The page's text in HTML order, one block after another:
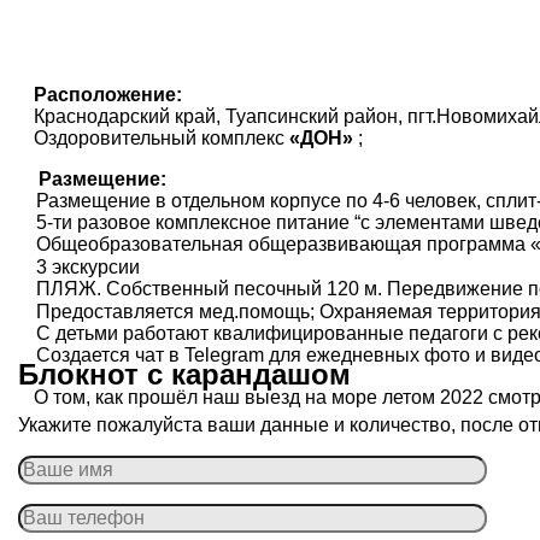
Расположение:
Краснодарский край, Туапсинский район,
Оздоровительный комплекс «ДОН» ;
Размещение:
Размещение в отдельном корпусе по 4-6 человек,
5-ти разовое комплексное питание “с элементами
Общеобразовательная общеразвивающая программа
3 экскурсии
ПЛЯЖ. Собственный песочный 120 м. Передвижение
Предоставляется мед.помощь; Охраняемая
С детьми работают квалифицированные педагоги с
Создается чат в Telegram для ежедневных фото и
О том, как прошёл наш выезд на море летом 2022
Блокнот с карандашом
Укажите пожалуйста ваши данные и количество, после